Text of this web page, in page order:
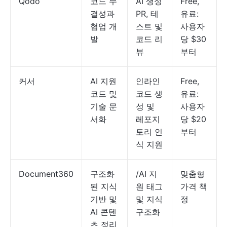
결성과
협업 개
발
PR, 테
스트 및
코드 리
뷰
유료:
사용자
당 $30
부터
커서
AI 지원
코드 및
기술 문
서화
인라인
코드 생
성 및
레포지
토리 인
식 지원
Free,
유료:
사용자
당 $20
부터
Document360
구조화
된 지식
기반 및
AI 콘텐
츠 정리
/AI 지
원 태그
및 지식
구조화
맞춤형
가격 책
정